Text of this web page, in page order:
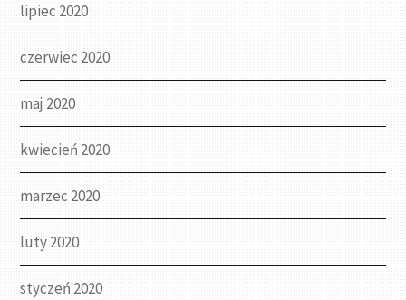
lipiec 2020
czerwiec 2020
maj 2020
kwiecień 2020
marzec 2020
luty 2020
styczeń 2020